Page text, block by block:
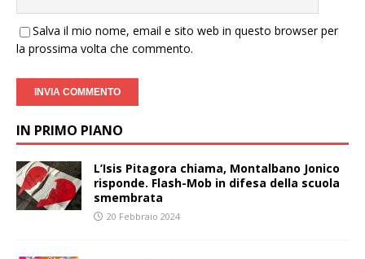
Salva il mio nome, email e sito web in questo browser per
la prossima volta che commento.
IN PRIMO PIANO
L’Isis Pitagora chiama, Montalbano Jonico
risponde. Flash-Mob in difesa della scuola
smembrata
20 Febbraio 2024